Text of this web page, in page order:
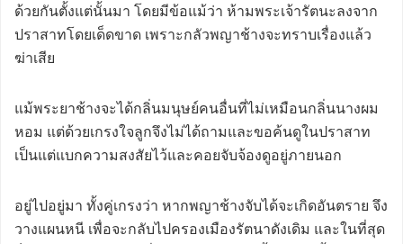
ด้วยกันตั้งแต่นั้นมา โดยมีข้อแม้ว่า ห้ามพระเจ้ารัตนะลงจาก
ปราสาทโดยเด็ดขาด เพราะกลัวพญาช้างจะทราบเรื่องแล้ว
ฆ่าเสีย
แม้พระยาช้างจะได้กลิ่นมนุษย์คนอื่นที่ไม่เหมือนกลิ่นนางผม
หอม แต่ด้วยเกรงใจลูกจึงไม่ได้ถามและขอค้นดูในปราสาท
เป็นแต่แบกความสงสัยไว้และคอยจับจ้องดูอยู่ภายนอก
อยู่ไปอยู่มา ทั้งคู่เกรงว่า หากพญาช้างจับได้จะเกิดอันตราย จึง
วางแผนหนี เพื่อจะกลับไปครองเมืองรัตนาดังเดิม และในที่สุด